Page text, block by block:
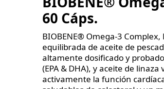
60 Cáps.
BIOBENE® Omega-3
equilibrada de aceite de
altamente dosificado y
(EPA & DHA), y aceite de linaza
activamente la función